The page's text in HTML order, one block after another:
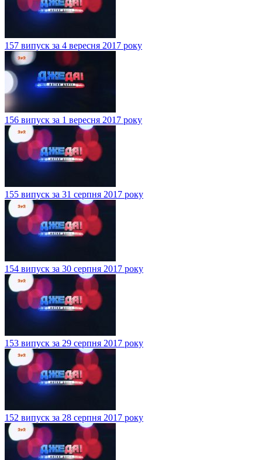
157 випуск за 4 вересня 2017 року
156 випуск за 1 вересня 2017 року
155 випуск за 31 серпня 2017 року
154 випуск за 30 серпня 2017 року
153 випуск за 29 серпня 2017 року
152 випуск за 28 серпня 2017 року